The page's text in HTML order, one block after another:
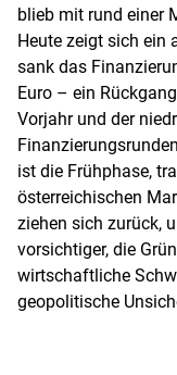
blieb mit rund einer
Heute zeigt sich ein
sank das
Euro – ein
Vorjahr und der
ist die Frühphase,
österreichischen
ziehen sich zurück,
vorsichtiger, die
wirtschaftliche
geopolitische